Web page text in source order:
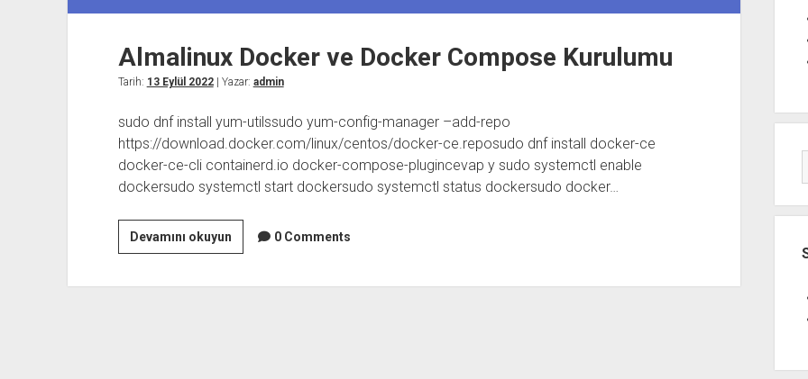
Almalinux Docker ve Docker Compose Kurulumu
Tarih: 13 Eylül 2022| Yazar: admin
sudo dnf install yum-utilssudo yum-config-manager –add-repo
https://download.docker.com/linux/centos/docker-ce.reposudo dnf install docker-ce
docker-ce-cli containerd.io docker-compose-plugincevap y sudo systemctl enable
dockersudo systemctl start dockersudo systemctl status dockersudo docker…
Devamını okuyunAlmalinux
Docker
0 Comments